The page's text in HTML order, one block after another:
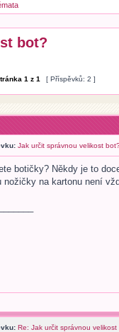
bot?
1 z1 [ Příspěvků: 2 ]
Jak určit správnou velikost
botičky? Někdy je to
nožičky na kartonu není
Re: Jak určit správnou velikost